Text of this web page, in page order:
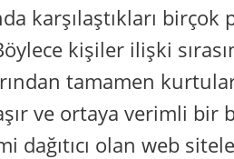
karşılaştıkları birçok
kişiler ilişki
tamamen
ve ortaya verimli bir
dağıtıcı olan web